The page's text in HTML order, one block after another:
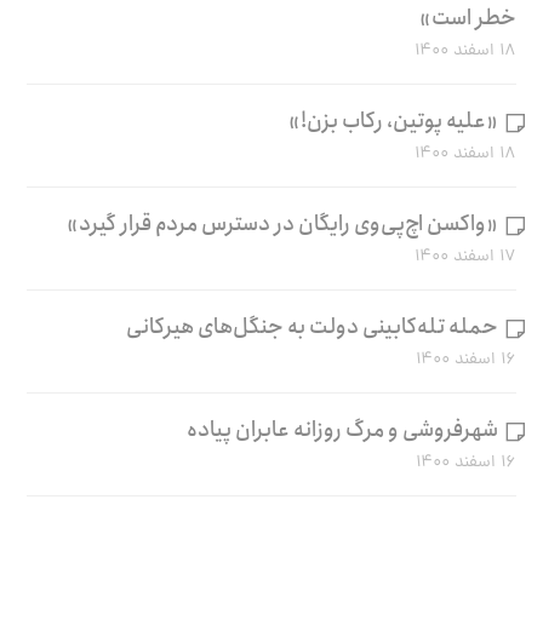
خطر است»
۱۸ اسفند ۱۴۰۰
«علیه پوتین، رکاب بزن!»
۱۸ اسفند ۱۴۰۰
«واکسن اچ‌پی‌وی رایگان در دسترس مردم قرار گیرد»
۱۷ اسفند ۱۴۰۰
حمله تله‌کابینی دولت به جنگل‌های هیرکانی
۱۶ اسفند ۱۴۰۰
شهرفروشی و مرگ روزانه عابران پیاده
۱۶ اسفند ۱۴۰۰